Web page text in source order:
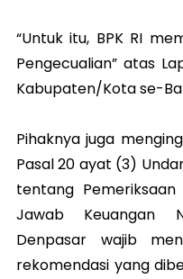
“Untuk itu, BPK RI
Pengecualian” atas
Kabupaten/Kota se-
Pihaknya juga
Pasal 20 ayat (3)
tentang
Jawab Keuangan
Denpasar wajib
rekomendasi yang